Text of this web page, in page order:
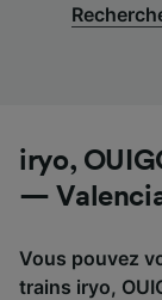
iryo,
—
Vous pouvez
trains iryo,